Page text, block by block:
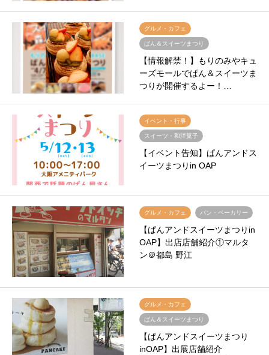
グルメ・カフェ
ぱん＆スイーツまつり
【情報解禁！】もりのみやキュ
ーズモールでぱん＆スイーツま
つりが開催するよー！…
イベント・行事
スイーツ・和洋菓子
【イベント告知】ぱんアンドス
イーツまつりin OAP
グルメ・カフェ パン・ベーカリー
【ぱんアンドスイーツまつりin
OAP】出店店舗紹介①マルタ
ン＠都島 野江
グルメ・カフェ
ぱん＆スイーツまつり
【ぱんアンドスイーツまつり
inOAP】出展店舗紹介